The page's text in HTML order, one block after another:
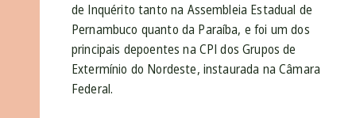
de Inquérito tanto na Assembleia Estadual de
Pernambuco quanto da Paraíba, e foi um dos
principais depoentes na CPI dos Grupos de
Extermínio do Nordeste, instaurada na Câmara
Federal.